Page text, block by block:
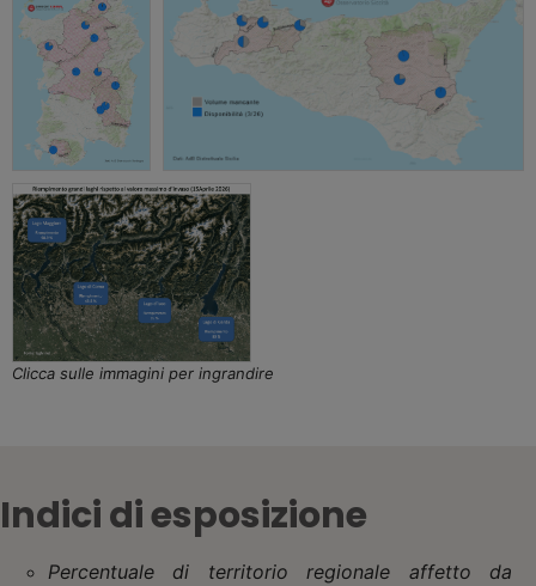
Clicca sulle immagini per ingrandire
Indici di esposizione
Percentuale di territorio regionale affetto da